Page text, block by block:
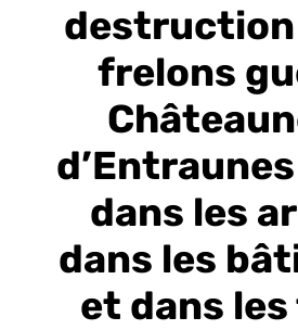
destruction
frelons
dans les
dans les
et dans